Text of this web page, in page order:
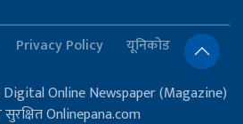
Privacy Policy यूनिकोड
Online Newspaper (Magazine)
सुरक्षित Onlinepana.com